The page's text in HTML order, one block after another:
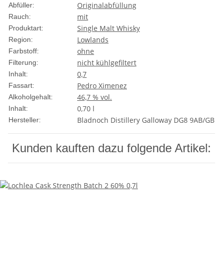
Abfüller: Originalabfüllung
Rauch: mit
Produktart: Single Malt Whisky
Region: Lowlands
Farbstoff: ohne
Filterung: nicht kühlgefiltert
Inhalt: 0,7
Fassart: Pedro Ximenez
Alkoholgehalt: 46,7 % vol.
Inhalt: 0,70 l
Hersteller: Bladnoch Distillery Galloway DG8 9AB/GB
Kunden kauften dazu folgende Artikel: